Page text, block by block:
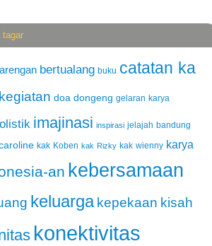
tagar
bertualang buku catatan ka
doa dongeng gelaran karya
imajinasi inspirasi jelajah bandung
kak Koben kak Rizky kak wienny karya
an kebersamaan
keluarga kepekaan kisah
konektivitas